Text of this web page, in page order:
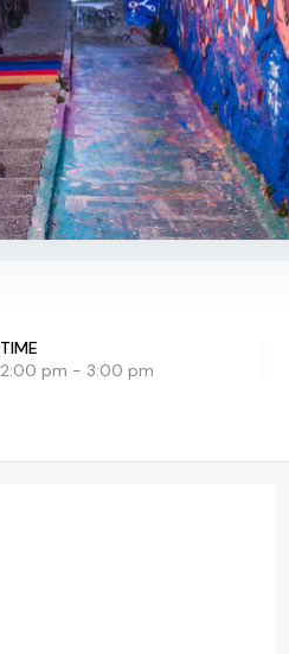
TIME
2:00 pm - 3:00 pm